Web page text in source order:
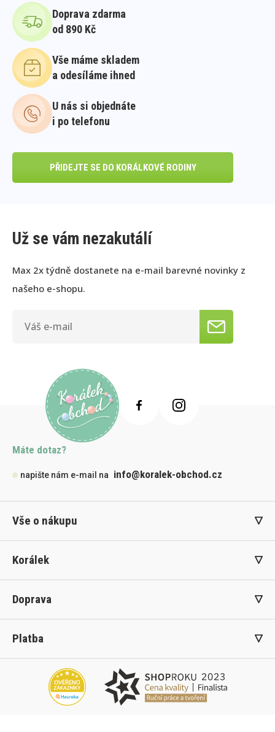
Doprava zdarma
od 890 Kč
Vše máme skladem
a odesíláme ihned
U nás si objednáte
i po telefonu
PŘIDEJTE SE DO KORÁLKOVÉ RODINY
Už se vám nezakutálí
Max 2x týdně dostanete na e-mail barevné novinky z
našeho e-shopu.
Máte dotaz?
napište nám e-mail na info@koralek-obchod.cz
Vše o nákupu
Korálek
Doprava
Platba